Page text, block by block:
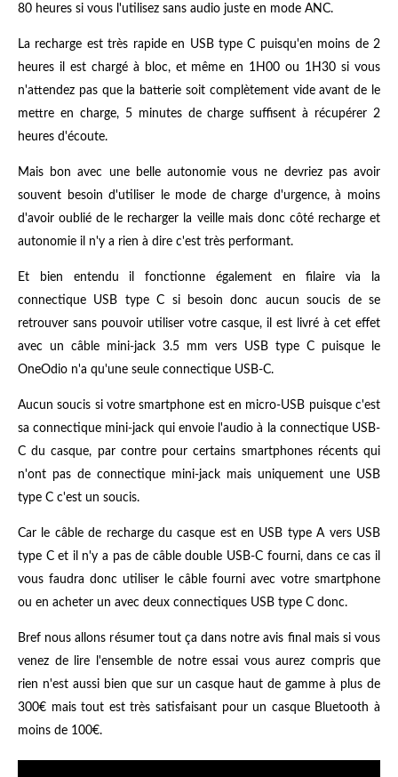
80 heures si vous l'utilisez sans audio juste en mode ANC.
La recharge est très rapide en USB type C puisqu'en moins de 2
heures il est chargé à bloc, et même en 1H00 ou 1H30 si vous
n'attendez pas que la batterie soit complètement vide avant de le
mettre en charge, 5 minutes de charge suffisent à récupérer 2
heures d'écoute.
Mais bon avec une belle autonomie vous ne devriez pas avoir
souvent besoin d'utiliser le mode de charge d'urgence, à moins
d'avoir oublié de le recharger la veille mais donc côté recharge et
autonomie il n'y a rien à dire c'est très performant.
Et bien entendu il fonctionne également en filaire via la
connectique USB type C si besoin donc aucun soucis de se
retrouver sans pouvoir utiliser votre casque, il est livré à cet effet
avec un câble mini-jack 3.5 mm vers USB type C puisque le
OneOdio n'a qu'une seule connectique USB-C.
Aucun soucis si votre smartphone est en micro-USB puisque c'est
sa connectique mini-jack qui envoie l'audio à la connectique USB-
C du casque, par contre pour certains smartphones récents qui
n'ont pas de connectique mini-jack mais uniquement une USB
type C c'est un soucis.
Car le câble de recharge du casque est en USB type A vers USB
type C et il n'y a pas de câble double USB-C fourni, dans ce cas il
vous faudra donc utiliser le câble fourni avec votre smartphone
ou en acheter un avec deux connectiques USB type C donc.
Bref nous allons résumer tout ça dans notre avis final mais si vous
venez de lire l'ensemble de notre essai vous aurez compris que
rien n'est aussi bien que sur un casque haut de gamme à plus de
300€ mais tout est très satisfaisant pour un casque Bluetooth à
moins de 100€.